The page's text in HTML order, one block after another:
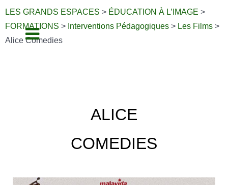
LES GRANDS ESPACES > ÉDUCATION À L’IMAGE >
FORMATIONS > Interventions Pédagogiques > Les Films >
Alice Comedies
ALICE
COMEDIES